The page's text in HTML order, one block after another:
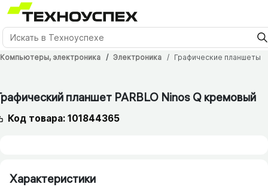
Компьютеры, электроника Электроника Графические планшеты
планшет PARBLO Ninos Q кремовый
Код товара: 101844365
Характеристики